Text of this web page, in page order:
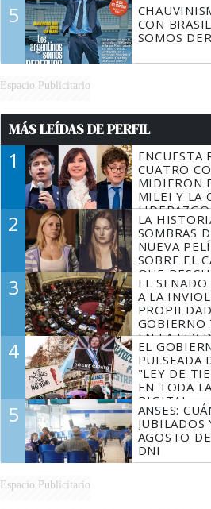
5
CON
SOMOS
Espacio Publicitario
MÁS LEÍDAS DE PERFIL
1
ENCUESTA
CUATRO
MIDIERON
MILEI Y LA
2
LA
SOMBRAS
NUEVA
SOBRE EL
QUE
MARIDO
3
EL
A LA
GOBIERNO
EN LA LEY
FUEGO
4
EL
PULSEADA
"LEY DE
EN TODA
DIGITAL
5
ANSES:
JUBILADOS
AGOSTO
DNI
Espacio Publicitario